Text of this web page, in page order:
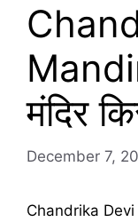
मंदिर
December 7,
Chandrika Devi